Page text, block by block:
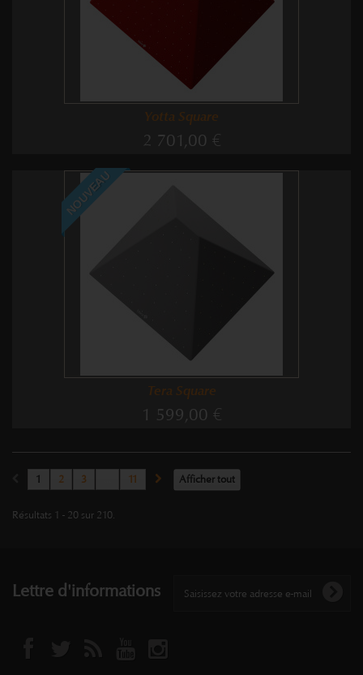
Yotta Square
2 701,00 €
NOUVEAU
Tera Square
1 599,00 €
Afficher tout
1 2 3 11
Résultats 1 - 20 sur 210.
Lettre d'informations